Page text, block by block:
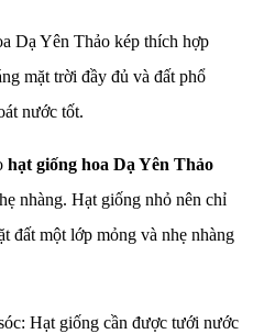
Dạ Yên Thảo kép thích hợp
mặt trời đầy đủ và đất phổ
nước tốt.
hạt giống hoa Dạ Yên Thảo
nhàng. Hạt giống nhỏ nên chỉ
đất một lớp mỏng và nhẹ nhàng
Hạt giống cần được tưới nước